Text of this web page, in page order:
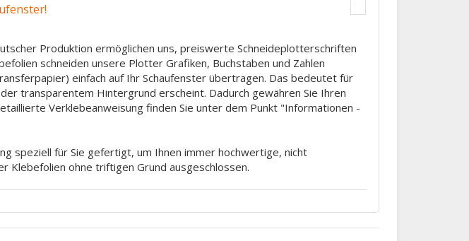
Produktion ermöglichen uns, preiswerte Schneideplotterschriften
schneiden unsere Plotter Grafiken, Buchstaben und Zahlen
einfach auf Ihr Schaufenster übertragen. Das bedeutet für
transparentem Hintergrund erscheint. Dadurch gewähren Sie Ihren
Verklebeanweisung finden Sie unter dem Punkt "Informationen -
speziell für Sie gefertigt, um Ihnen immer hochwertige, nicht
Klebefolien ohne triftigen Grund ausgeschlossen.